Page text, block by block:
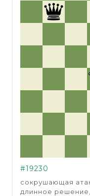
#19230
сокрушающая
длинное